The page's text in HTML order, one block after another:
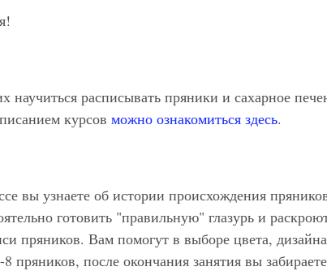
научиться расписывать пряники и сахарное
курсов можно ознакомиться здесь.
вы узнаете об истории происхождения
готовить "правильную" глазурь и
пряников. Вам помогут в выборе цвета,
8 пряников, после окончания занятия вы